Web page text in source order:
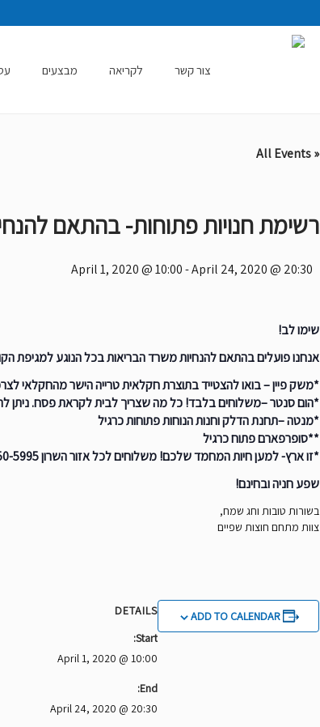
מבצעים לקריאה צור קשר
« All Events
רשימת חנויות פתוחות- בהתאם
April 1, 2020 @ 10:00-April 24, 2020 @ 20:30
שימו לב!
אנחנו פועלים בהתאם להנחיות משרד הבריאות בכל הנוגע למגיפת
*משק פיין – בואו להצטייד בתוצרת חקלאית טרייה הישר מהחקלאי
*הום סנטר –משלוחים בלבד! כל מה שצריך לבית לקראת פסח. ניתן
*מנטה –תחנת הדלק וחנות הנוחות פתוחות כרגיל
**סופרפארם פתוח כרגיל
*זו ארץ- למען חיות המחמד שלכם! משלוחים לכל אזור השרון 09-950-5995
שפע חניה ובחינם!
בשורות טובות וחג שמח,
צוות מתחם חוצות שפיים
ADD TO CALENDAR
DETAILS
Start:
April 1, 2020 @ 10:00
End:
April 24, 2020 @ 20:30